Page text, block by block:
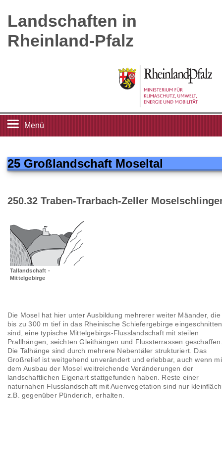
Landschaften in
Rheinland-Pfalz
Menü
Landschaftsleitbilder
Großlandschaften
Landschaftsräume
Glossar
25 Großlandschaft Moseltal
250.32 Traben-Trarbach-Zeller
Tallandschaft -
Mittelgebirge
Die Mosel hat hier unter Ausbildung mehrerer weiter Mäander, die
bis zu 300 m tief in das Rheinische Schiefergebirge eingeschnitten
sind, eine typische Mittelgebirgs-Flusslandschaft mit steilen
Prallhängen, seichten Gleithängen und Flussterrassen
Die Talhänge sind durch mehrere Nebentäler strukturiert. Das
Großrelief ist weitgehend unverändert und erlebbar, auch wenn
dem Ausbau der Mosel weitreichende Veränderungen der
landschaftlichen Eigenart stattgefunden haben. Reste einer
naturnahen Flusslandschaft mit Auenvegetation sind nur
z.B. gegenüber Pünderich, erhalten.